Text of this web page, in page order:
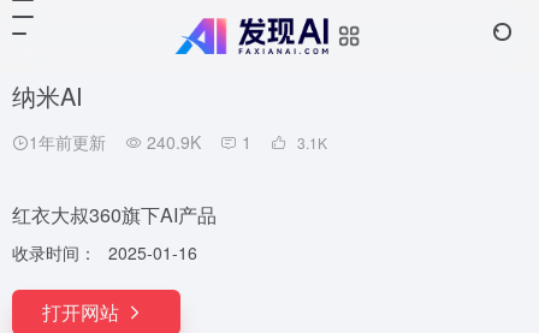
纳米AI
1年前更新 240.9K 1 3.1 K
红衣大叔360旗下AI产品
收录时间： 2025-01-16
打开网站